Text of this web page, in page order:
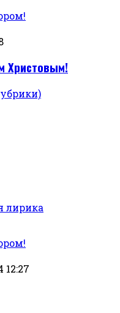
Христовым!
лирика
12:27